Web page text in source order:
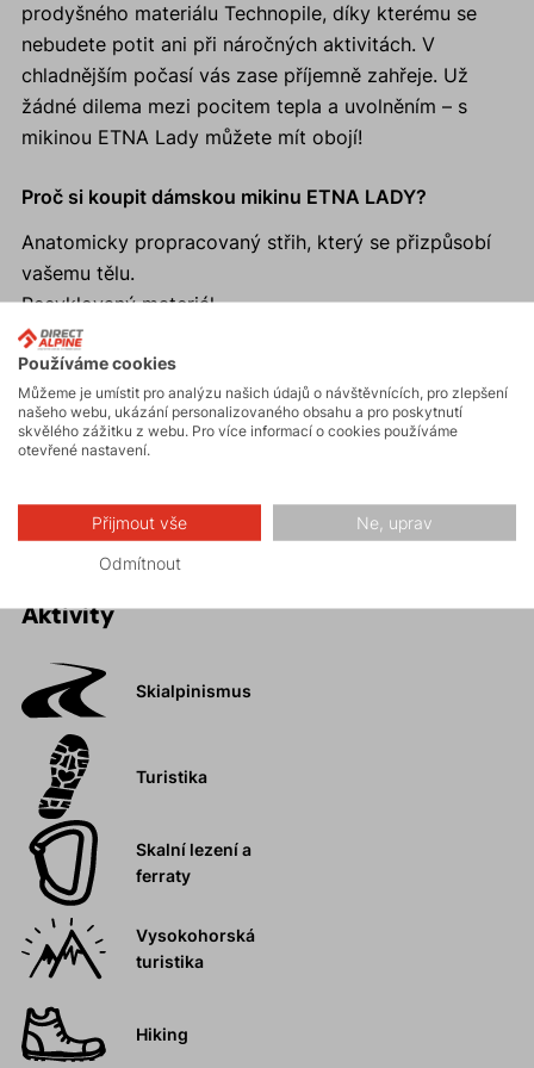
prodyšného materiálu Technopile, díky kterému se
nebudete potit ani při náročných aktivitách. V
chladnějším počasí vás zase příjemně zahřeje. Už
žádné dilema mezi pocitem tepla a uvolněním – s
mikinou ETNA Lady můžete mít obojí!
Proč si koupit dámskou mikinu ETNA LADY?
Anatomicky propracovaný střih, který se přizpůsobí
vašemu tělu.
Recyklovaný materiál.
Prodyšný materiál Tecnopile, který zároveň příjemně
hřeje.
Skrytá boční kapsa na cennosti.
Vyšší přiléhavý límec, kteří zahřeje i v nejnáročnějších
podmínkách.
Aktivity
Skialpinismus
Turistika
Skalní lezení a
ferraty
Vysokohorská
turistika
Hiking
Používáme cookies
Můžeme je umístit pro analýzu našich údajů o návštěvnících, pro zlepšení
našeho webu, ukázání personalizovaného obsahu a pro poskytnutí
skvělého zážitku z webu. Pro více informací o cookies používáme
otevřené nastavení.
Přijmout vše Ne, uprav
Odmítnout